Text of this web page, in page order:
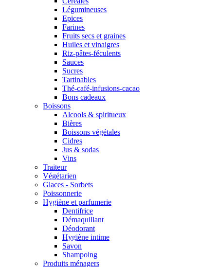
Légumineuses
Epices
Farines
Fruits secs et graines
Huiles et vinaigres
Riz-pâtes-féculents
Sauces
Sucres
Tartinables
Thé-café-infusions-cacao
Bons cadeaux
Boissons
Alcools & spiritueux
Bières
Boissons végétales
Cidres
Jus & sodas
Vins
Traiteur
Végétarien
Glaces - Sorbets
Poissonnerie
Hygiène et parfumerie
Dentifrice
Démaquillant
Déodorant
Hygiène intime
Savon
Shampoing
Produits ménagers